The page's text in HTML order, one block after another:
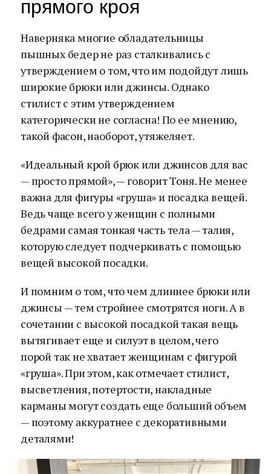
прямого кроя
Наверняка многие обладательницы
пышных бедер не раз сталкивались с
утверждением о том, что им подойдут лишь
широкие брюки или джинсы. Однако
стилист с этим утверждением
категорически не согласна! По ее мнению,
такой фасон, наоборот, утяжеляет.
«Идеальный крой брюк или джинсов для вас
— просто прямой», — говорит Тоня. Не менее
важна для фигуры «груша» и посадка вещей.
Ведь чаще всего у женщин с полными
бедрами самая тонкая часть тела — талия,
которую следует подчеркивать с помощью
вещей высокой посадки.
И помним о том, что чем длиннее брюки или
джинсы — тем стройнее смотрятся ноги. А в
сочетании с высокой посадкой такая вещь
вытягивает еще и силуэт в целом, чего
порой так не хватает женщинам с фигурой
«груша». При этом, как отмечает стилист,
высветления, потертости, накладные
карманы могут создать еще больший объем
— поэтому аккуратнее с декоративными
деталями!